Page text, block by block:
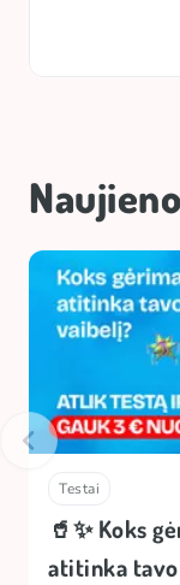
Testai
🥤✨ Koks
atitinka